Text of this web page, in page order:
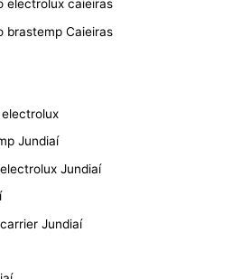
electrolux caieiras
brastemp Caieiras
Jundiaí
Jundiaí
Jundiaí